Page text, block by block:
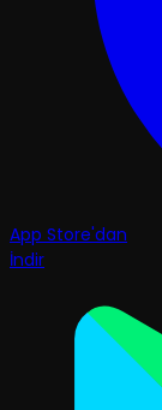
App Store'dan
İndir